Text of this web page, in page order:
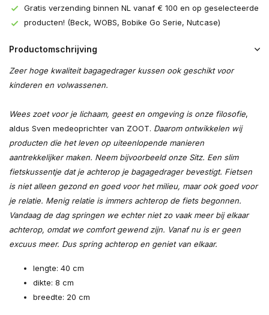
Gratis verzending binnen NL vanaf € 100 en op geselecteerde
producten! (Beck, WOBS, Bobike Go Serie, Nutcase)
Productomschrijving
Zeer hoge kwaliteit bagagedrager kussen ook geschikt voor
kinderen en volwassenen.
Wees zoet voor je lichaam, geest en omgeving is onze filosofie,
aldus Sven medeoprichter van ZOOT. Daarom ontwikkelen wij
producten die het leven op uiteenlopende manieren
aantrekkelijker maken. Neem bijvoorbeeld onze Sitz. Een slim
fietskussentje dat je achterop je bagagedrager bevestigt. Fietsen
is niet alleen gezond en goed voor het milieu, maar ook goed voor
je relatie. Menig relatie is immers achterop de fiets begonnen.
Vandaag de dag springen we echter niet zo vaak meer bij elkaar
achterop, omdat we comfort gewend zijn. Vanaf nu is er geen
excuus meer. Dus spring achterop en geniet van elkaar.
lengte: 40 cm
dikte: 8 cm
breedte: 20 cm